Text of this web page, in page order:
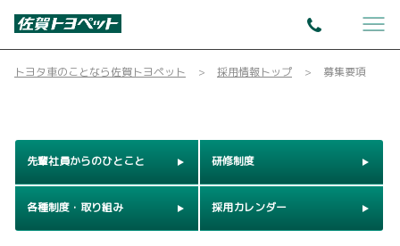
トヨタ車のことなら佐賀トヨペット 採用情報トップ 募集要項
先輩社員からのひとこと 研修制度
各種制度・取り組み 採用カレンダー